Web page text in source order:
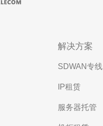
解决方案
SDWAN专线
IP租赁
服务器托管